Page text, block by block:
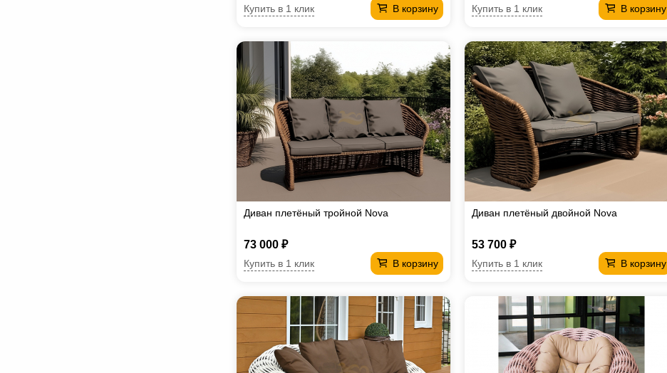
В корзину
Купить в 1 клик В корзину
Купить в 1 клик
Диван плетёный тройной Nova
73 000 ₽
В корзину
Купить в 1 клик
Диван плетёный двойной Nova
53 700 ₽
В корзину
Купить в 1 клик